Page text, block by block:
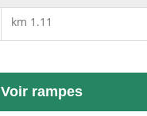
km 1.11
Voir rampes